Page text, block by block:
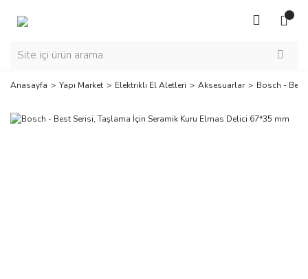
Anasayfa Yapı Market Elektrikli El Aletleri Aksesuarlar Bosch - Best